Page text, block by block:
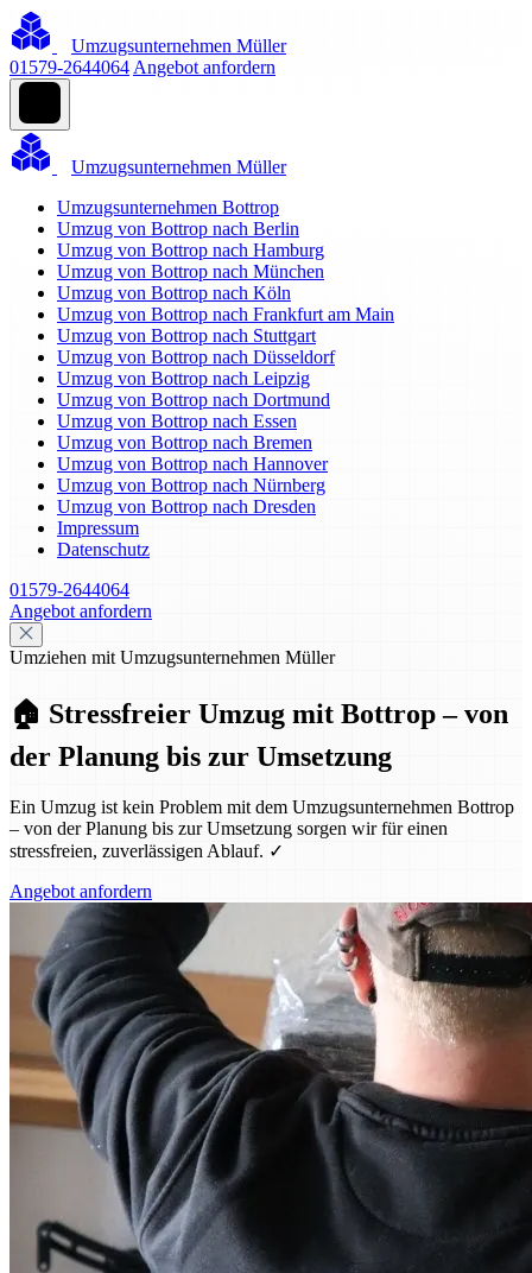
Umzugsunternehmen Müller
01579-2644064 Angebot anfordern
Umzugsunternehmen Müller
Umzugsunternehmen Bottrop
Umzug von Bottrop nach Berlin
Umzug von Bottrop nach Hamburg
Umzug von Bottrop nach München
Umzug von Bottrop nach Köln
Umzug von Bottrop nach Frankfurt am Main
Umzug von Bottrop nach Stuttgart
Umzug von Bottrop nach Düsseldorf
Umzug von Bottrop nach Leipzig
Umzug von Bottrop nach Dortmund
Umzug von Bottrop nach Essen
Umzug von Bottrop nach Bremen
Umzug von Bottrop nach Hannover
Umzug von Bottrop nach Nürnberg
Umzug von Bottrop nach Dresden
Impressum
Datenschutz
01579-2644064
Angebot anfordern
Umziehen mit Umzugsunternehmen Müller
🏠 Stressfreier Umzug mit Bottrop – von
der Planung bis zur Umsetzung
Ein Umzug ist kein Problem mit dem Umzugsunternehmen Bottrop
– von der Planung bis zur Umsetzung sorgen wir für einen
stressfreien, zuverlässigen Ablauf. ✓
Angebot anfordern